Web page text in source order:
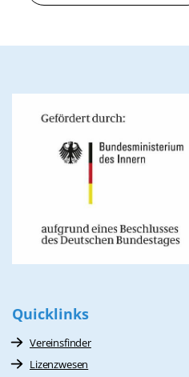
Quicklinks
Vereinsfinder
Lizenzwesen